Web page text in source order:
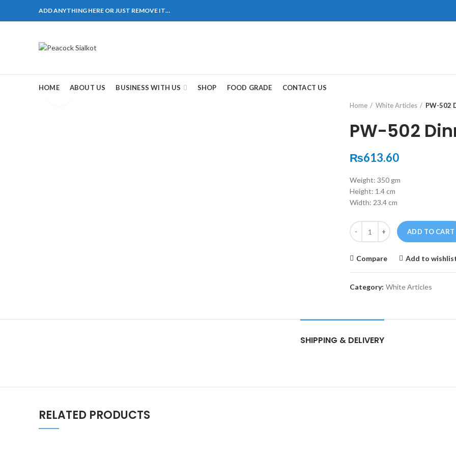
ADD ANYTHING HERE OR JUST REMOVE IT…
HOME ABOUT US BUSINESS WITH US SHOP FOOD GRADE CONTACT US
Home
White Articles PW-502
PW-502
₨613.60
Weight: 350 gm
Height: 1.4 cm
Width: 23.4 cm
Quantity
ADD TO CART
Compare Add to
Category: White Articles
SHIPPING & DELIVERY
RELATED PRODUCTS
Pakistan. HM Comples, Shop# 2, New Airport Road, Gwadar.
這不是因為缺乏性生活，而是因為缺乏溝通，所以保持談話很重
可以很好的幫助你獲得一場高質量的夫妻生活。 犀利士 治療陽